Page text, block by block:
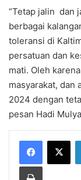
“Tetap jalin dan
berbagai
toleransi di
persatuan dan
mati. Oleh
masyarakat, dan
2024 dengan
pesan Hadi